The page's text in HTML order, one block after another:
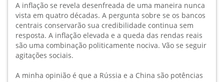
A inflação se revela desenfreada de uma maneira nunca
vista em quatro décadas. A pergunta sobre se os bancos
centrais conservarão sua credibilidade continua sem
resposta. A inflação elevada e a queda das rendas reais
são uma combinação politicamente nociva. Vão se seguir
agitações sociais.
A minha opinião é que a Rússia e a China são potências